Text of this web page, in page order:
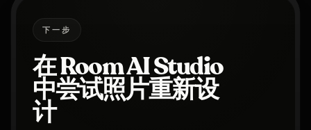
下一步
在 Room AI Studio
中尝试照片重新设
计